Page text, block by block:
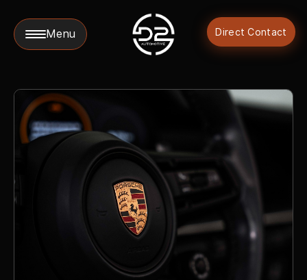
Menu Direct Contact
Collectie
Diensten
Werkplaats
Over ons
Verkocht